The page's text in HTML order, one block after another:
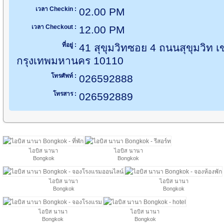
เวลา Checkin : 02.00 PM
เวลา Checkout : 12.00 PM
ที่อยู่ : 41 สุขุมวิทซอย 4 ถนนสุขุมวิท เ
กรุงเทพมหานคร 10110
โทรศัพท์ : 026592888
โทรสาร : 026592889
ไอบิส นานา
Bongkok
ไอบิส นานา
Bongkok
ไอบิส นานา
Bongkok
ไอบิส นานา
Bongkok
ไอบิส นานา
Bongkok
ไอบิส นานา
Bongkok